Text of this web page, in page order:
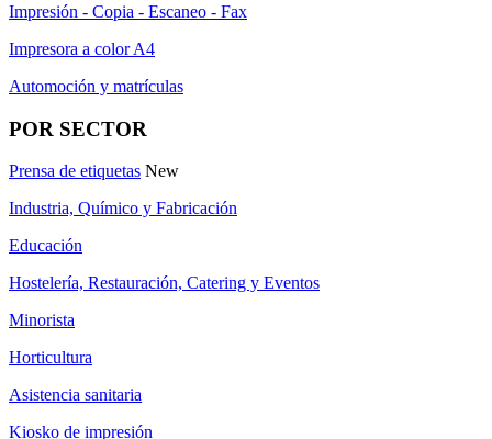
Impresión - Copia - Escaneo - Fax
Impresora a color A4
Automoción y matrículas
POR SECTOR
Prensa de etiquetas New
Industria, Químico y Fabricación
Educación
Hostelería, Restauración, Catering y Eventos
Minorista
Horticultura
Asistencia sanitaria
Kiosko de impresión